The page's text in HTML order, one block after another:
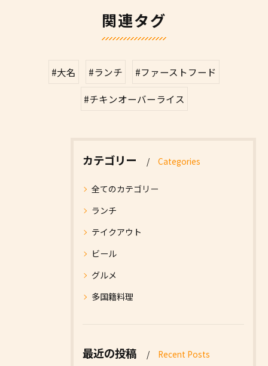
関連タグ
#大名 #ランチ #ファーストフード
#チキンオーバーライス
カテゴリー Categories
全てのカテゴリー
ランチ
テイクアウト
ビール
グルメ
多国籍料理
最近の投稿 Recent Posts